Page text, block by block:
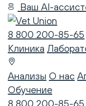
Ваш AI-
8 800 200-85-65
Клиника
Анализы О нас
Обучение
8 800 200-85-65